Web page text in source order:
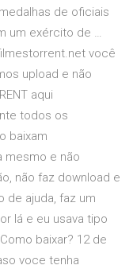
de oficiais
um exército de …
você
upload e não
aqui
todos os
baixam
mesmo e não
não faz download e
de ajuda, faz um
lá e eu usava tipo
baixar? 12 de
voce tenha